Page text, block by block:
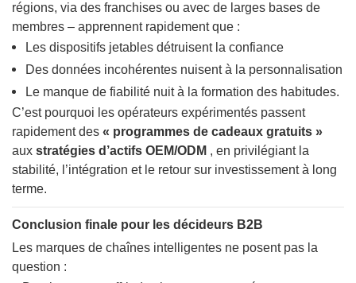
régions, via des franchises ou avec de larges bases de
membres – apprennent rapidement que :
Les dispositifs jetables détruisent la confiance
Des données incohérentes nuisent à la personnalisation
Le manque de fiabilité nuit à la formation des habitudes.
C’est pourquoi les opérateurs expérimentés passent
rapidement des « programmes de cadeaux gratuits »
aux stratégies d’actifs OEM/ODM , en privilégiant la
stabilité, l’intégration et le retour sur investissement à long
terme.
Conclusion finale pour les décideurs B2B
Les marques de chaînes intelligentes ne posent pas la
question :